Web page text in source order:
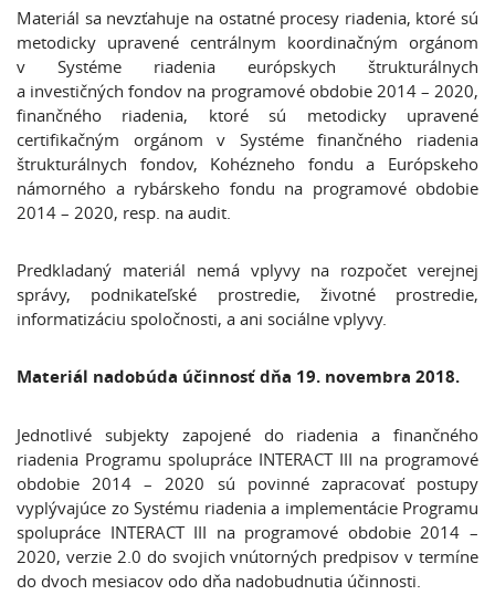
Materiál sa nevzťahuje na ostatné procesy riadenia, ktoré sú
metodicky upravené centrálnym koordinačným orgánom
v Systéme riadenia európskych štrukturálnych
a investičných fondov na programové obdobie 2014 – 2020,
finančného riadenia, ktoré sú metodicky upravené
certifikačným orgánom v Systéme finančného riadenia
štrukturálnych fondov, Kohézneho fondu a Európskeho
námorného a rybárskeho fondu na programové obdobie
2014 – 2020, resp. na audit.
Predkladaný materiál nemá vplyvy na rozpočet verejnej
správy, podnikateľské prostredie, životné prostredie,
informatizáciu spoločnosti, a ani sociálne vplyvy.
Materiál nadobúda účinnosť dňa 19. novembra 2018.
Jednotlivé subjekty zapojené do riadenia a finančného
riadenia Programu spolupráce INTERACT III na programové
obdobie 2014 – 2020 sú povinné zapracovať postupy
vyplývajúce zo Systému riadenia a implementácie Programu
spolupráce INTERACT III na programové obdobie 2014 –
2020, verzie 2.0 do svojich vnútorných predpisov v termíne
do dvoch mesiacov odo dňa nadobudnutia účinnosti.